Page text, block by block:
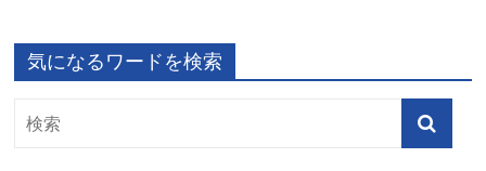
気になるワードを検索